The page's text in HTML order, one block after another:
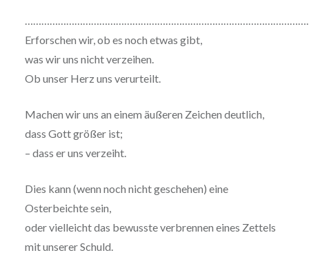
Erforschen wir, ob es noch etwas gibt,
was wir uns nicht verzeihen.
Ob unser Herz uns verurteilt.
Machen wir uns an einem äußeren Zeichen deutlich,
dass Gott größer ist;
– dass er uns verzeiht.
Dies kann (wenn noch nicht geschehen) eine
Osterbeichte sein,
oder vielleicht das bewusste verbrennen eines Zettels
mit unserer Schuld.